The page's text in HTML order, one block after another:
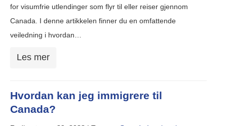
for visumfrie utlendinger som flyr til eller reiser gjennom
Canada. I denne artikkelen finner du en omfattende
veiledning i hvordan…
Les mer
Hvordan kan jeg immigrere til
Canada?